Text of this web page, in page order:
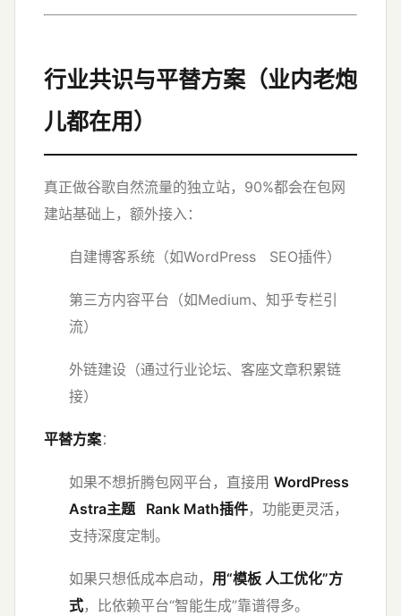
行业共识与平替方案（业内老炮
儿都在用）
真正做谷歌自然流量的独立站，90%都会在包网
建站基础上，额外接入：
自建博客系统（如WordPress SEO插件）
第三方内容平台（如Medium、知乎专栏引
流）
外链建设（通过行业论坛、客座文章积累链
接）
平替方案：
如果不想折腾包网平台，直接用 WordPress
Astra主题 Rank Math插件，功能更灵活，
支持深度定制。
如果只想低成本启动， 用“模板 人工优化”方
式，比依赖平台“智能生成”靠谱得多。